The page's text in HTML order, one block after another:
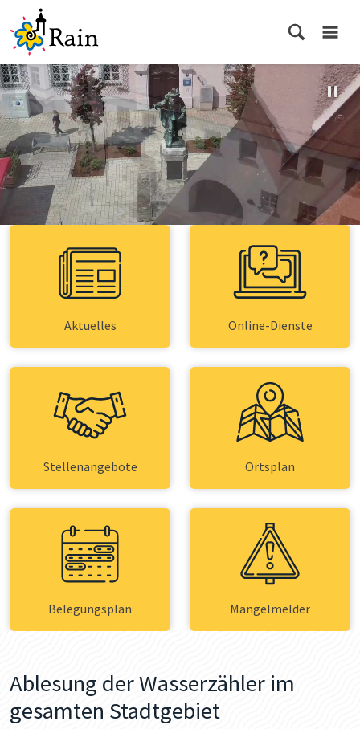
Aktuelles Online-Dienste
Stellenangebote Ortsplan
Belegungsplan Mängelmelder
Ablesung der Wasserzähler im
gesamten Stadtgebiet